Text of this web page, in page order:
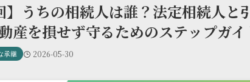
】うちの相続人は誰？法定相続人
産を損せず守るためのステップガイ
承継 2026-05-30